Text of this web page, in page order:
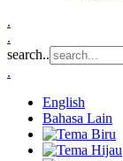
.
.
search..
.
English
Bahasa Lain